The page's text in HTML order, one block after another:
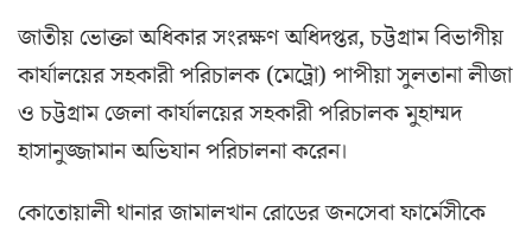
জাতীয় ভোক্তা অ‌ধিকার সংরক্ষণ অ‌ধিদপ্তর, চট্টগ্রাম বিভাগীয়
কার্যাল‌য়ের সহকারী প‌রিচালক (‌মে‌ট্রো) পাপীয়া সুলতানা লীজা
ও চট্টগ্রাম জেলা কার্যাল‌য়ের সহকারী প‌রিচালক মুহাম্মদ
হাসানুজ্জামান অ‌ভিযান প‌রিচালনা ক‌রেন।
কোতোয়ালী থানার জামালখান রোডের জনসেবা ফার্মেসীকে